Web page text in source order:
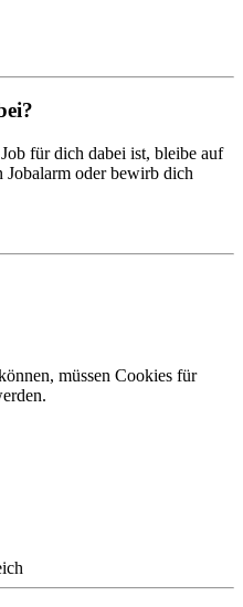
für dich dabei ist, bleibe auf
Jobalarm oder bewirb dich
müssen Cookies für